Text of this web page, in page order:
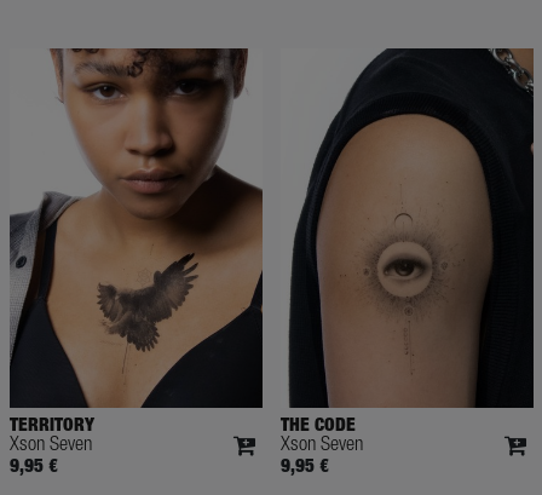
TERRITORY
Xson Seven
9,95 €
THE CODE
Xson Seven
9,95 €